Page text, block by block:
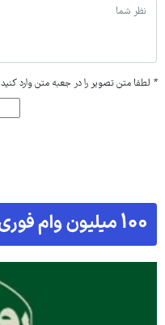
* لطفا متن تصویر را در جعبه متن وارد کنید